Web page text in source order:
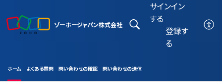
ゾーホージャパン株式会社
サインイン
する
登録す
る
ホーム よくある質問 問い合わせの確認 問い合わせの送信